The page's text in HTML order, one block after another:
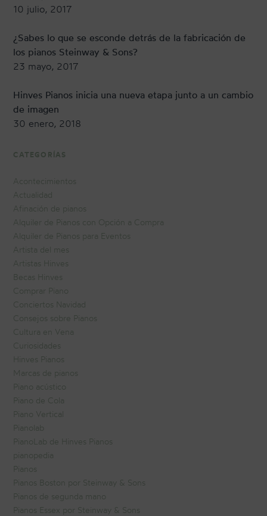
10 julio, 2017
¿Sabes lo que se esconde detrás de la fabricación de
los pianos Steinway & Sons?
23 mayo, 2017
Hinves Pianos inicia una nueva etapa junto a un cambio
de imagen
30 enero, 2018
CATEGORÍAS
Acontecimientos
Actualidad
Afinación de pianos
Alquiler de Pianos con Opción a Compra
Alquiler de Pianos para Eventos
Artista del mes
Artistas Hinves
Becas Hinves
Comprar Piano
Conciertos Navidad
Consejos sobre Pianos
Cultura en Vena
Curiosidades
Hinves Pianos
Marcas de pianos
Piano acústico
Piano de Cola
Piano Vertical
Pianolab
PianoLab de Hinves Pianos
pianopedia
Pianos
Pianos Boston por Steinway & Sons
Pianos de segunda mano
Pianos Essex por Steinway & Sons